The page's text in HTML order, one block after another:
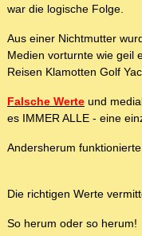
war die logische Folge.
Aus einer Nichtmutter
Medien vorturnte wie geil
Reisen Klamotten Golf
Falsche Werte und
es IMMER ALLE - eine
Andersherum
Die richtigen Werte
So herum oder so herum!